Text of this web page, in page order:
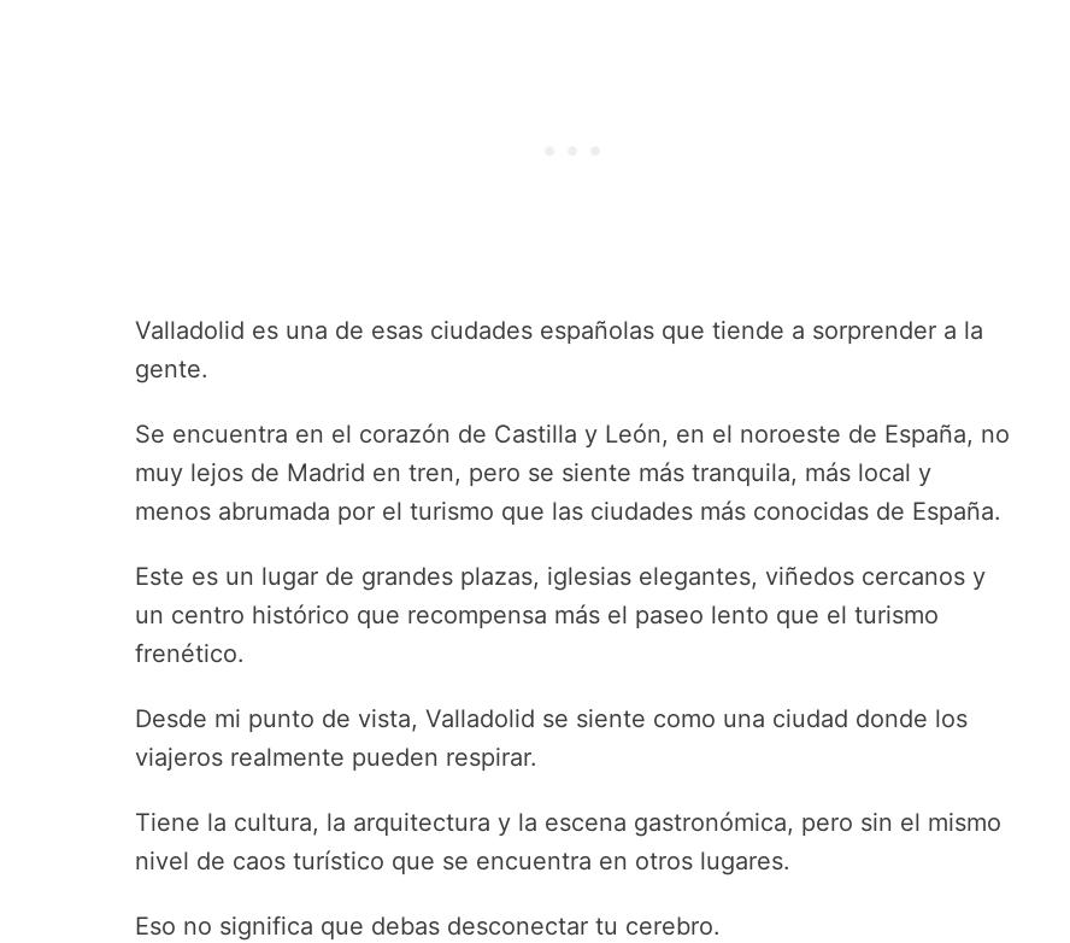
Valladolid es una de esas ciudades españolas que tiende a sorprender a la
gente.
Se encuentra en el corazón de Castilla y León, en el noroeste de España, no
muy lejos de Madrid en tren, pero se siente más tranquila, más local y
menos abrumada por el turismo que las ciudades más conocidas de España.
Este es un lugar de grandes plazas, iglesias elegantes, viñedos cercanos y
un centro histórico que recompensa más el paseo lento que el turismo
frenético.
Desde mi punto de vista, Valladolid se siente como una ciudad donde los
viajeros realmente pueden respirar.
Tiene la cultura, la arquitectura y la escena gastronómica, pero sin el mismo
nivel de caos turístico que se encuentra en otros lugares.
Eso no significa que debas desconectar tu cerebro.